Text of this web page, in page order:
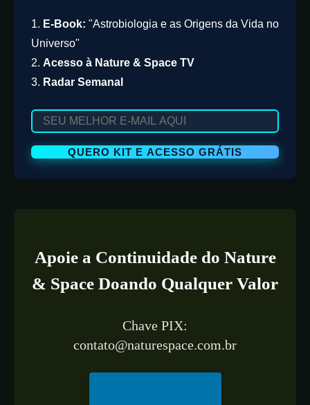
1. E-Book: "Astrobiologia e as Origens da Vida no
Universo"
2. Acesso à Nature & Space TV
3. Radar Semanal
Apoie a Continuidade do Nature
& Space Doando Qualquer Valor
Chave PIX:
contato@naturespace.com.br